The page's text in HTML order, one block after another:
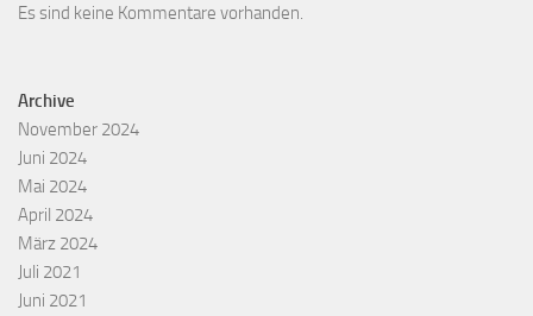
Es sind keine Kommentare vorhanden.
Archive
November 2024
Juni 2024
Mai 2024
April 2024
März 2024
Juli 2021
Juni 2021